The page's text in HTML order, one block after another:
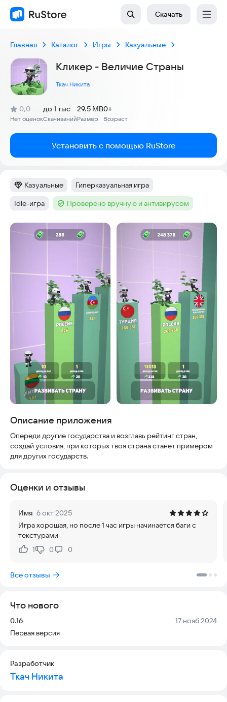
Скачать
Главная Каталог Игры Казуальные
Кликер - Величие Страны
Ткач Никита
Рейтинг:
0,0
(
Нет оценок
)
Скачиваний
до 1 тыс
Размер
29.5 MB
Возраст
0+
Установить с помощью RuStore
Категория:
Казуальные Тег:
Гиперказуальная игра
Тег:
Idle-игра Тег :Проверено вручную и антивирусом
Скриншоты
Описание приложения
Опереди другие государства и возглавь рейтинг стран,
создай условия, при которых твоя страна станет примером
для других государств.
Оценки и отзывы
Имя 6 окт 2025
Игра хорошая, но после 1 час игры начинается баги с
текстурами
Нравится:
1Не нравится:
0 0
Все отзывы
Что нового
Версия:
0.16 Дата:
17 нояб 2024
Первая версия
Разработчик
Ткач Никита